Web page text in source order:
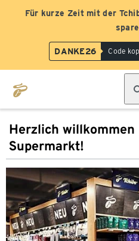
Für kurze Zeit mit der
DANKE26 Code
Herzlich willkommen
Supermarkt!